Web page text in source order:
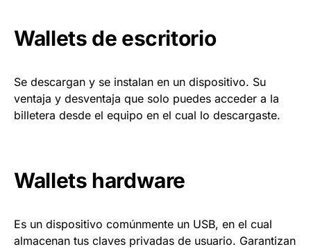
Wallets de escritorio
Se descargan y se instalan en un dispositivo. Su
ventaja y desventaja que solo puedes acceder a la
billetera desde el equipo en el cual lo descargaste.
Wallets hardware
Es un dispositivo comúnmente un USB, en el cual
almacenan tus claves privadas de usuario. Garantizan